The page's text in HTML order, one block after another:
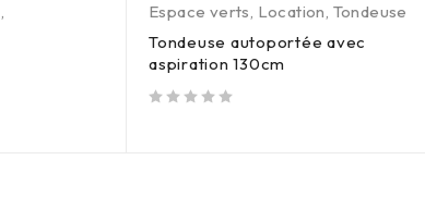
,
Espace verts, Location, Tondeuse
Tondeuse autoportée avec
aspiration 130cm